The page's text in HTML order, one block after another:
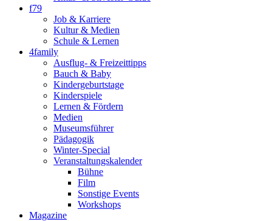
f79
Job & Karriere
Kultur & Medien
Schule & Lernen
4family
Ausflug- & Freizeittipps
Bauch & Baby
Kindergeburtstage
Kinderspiele
Lernen & Fördern
Medien
Museumsführer
Pädagogik
Winter-Special
Veranstaltungskalender
Bühne
Film
Sonstige Events
Workshops
Magazine